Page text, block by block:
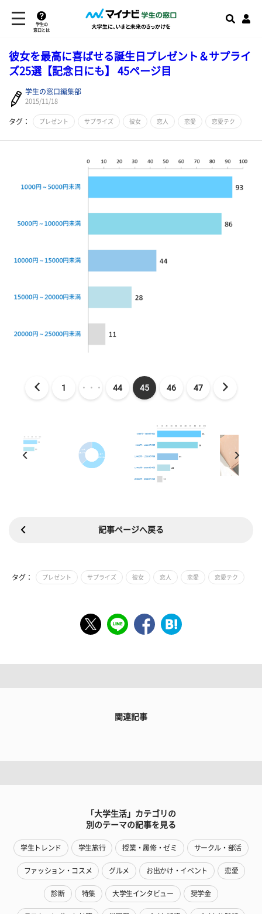
学生の
窓口とは
彼女を最高に喜ばせる誕生日プレゼント＆サプライ
ズ25選【記念日にも】 45ページ目
学生の窓口編集部
2015/11/18
タグ： プレゼント サプライズ 彼女 恋人 恋愛 恋愛テク
1 ・・・ 44 45 46 47
記事ページへ戻る
タグ： プレゼント サプライズ 彼女 恋人 恋愛 恋愛テク
関連記事
「大学生活」カテゴリの
別のテーマの記事を見る
学生トレンド 学生旅行 授業・履修・ゼミ サークル・部活
ファッション・コスメ グルメ お出かけ・イベント 恋愛
診断 特集 大学生インタビュー 奨学金